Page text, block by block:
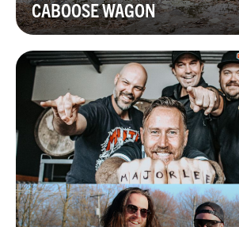
CABOOSE WAGON